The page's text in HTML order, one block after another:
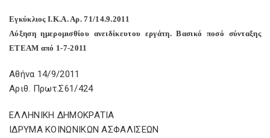
Εγκύκλιος Ι.Κ.Α. Αρ. 71/14.9.2011
Αύξηση ημερομισθίου ανειδίκευτου εργάτη. Βασικό ποσό σύνταξης
ΕΤΕΑΜ από 1-7-2011
Aθήνα 14/9/2011
Αριθ. Πρωτ.Σ61/424
ΕΛΛΗΝΙΚΗ ΔΗΜΟΚΡΑΤΙΑ
ΙΔΡΥΜΑ ΚΟΙΝΩΝΙΚΩΝ ΑΣΦΑΛΙΣΕΩΝ